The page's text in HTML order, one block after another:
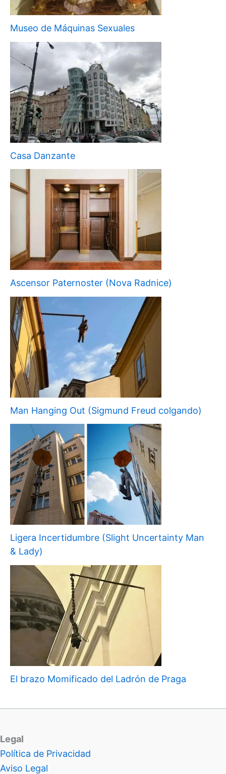
Museo de Máquinas Sexuales
Casa Danzante
Ascensor Paternoster (Nova Radnice)
Man Hanging Out (Sigmund Freud colgando)
Ligera Incertidumbre (Slight Uncertainty Man
& Lady)
El brazo Momificado del Ladrón de Praga
Legal
Política de Privacidad
Aviso Legal